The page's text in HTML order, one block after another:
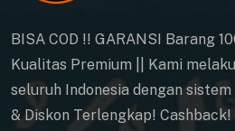
BISA COD !! GARANSI Barang
Kualitas Premium || Kami
seluruh Indonesia dengan sistem
& Diskon Terlengkap!